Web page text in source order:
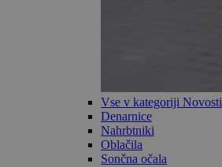
Vse v kategoriji Novosti
Denarnice
Nahrbtniki
Oblačila
Sončna očala